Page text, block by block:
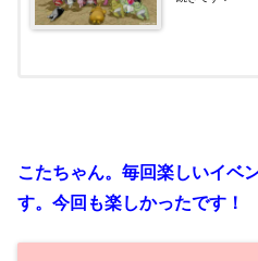
こたちゃん。毎回楽しいイベ
す。今回も楽しかったです！